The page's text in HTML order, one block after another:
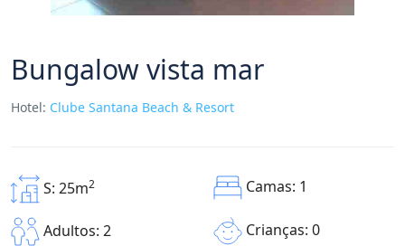
Bungalow vista mar
Hotel: Clube Santana Beach & Resort
S: 25m2 Camas: 1
Adultos: 2 Crianças: 0